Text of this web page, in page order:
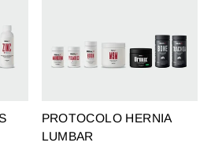
PROTOCOLO HERNIA
LUMBAR